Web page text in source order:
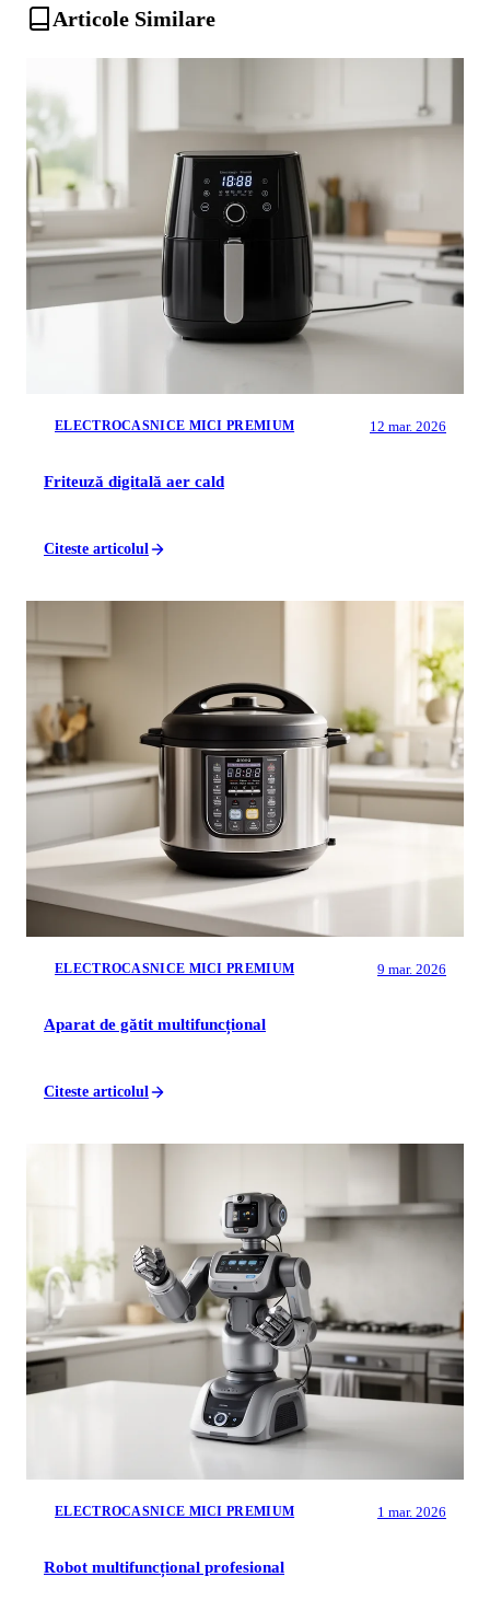
Articole Similare
ELECTROCASNICE MICI PREMIUM 12 mar. 2026
Friteuză digitală aer cald
Citeste articolul
ELECTROCASNICE MICI PREMIUM 9 mar. 2026
Aparat de gătit multifuncțional
Citeste articolul
ELECTROCASNICE MICI PREMIUM 1 mar. 2026
Robot multifuncțional profesional